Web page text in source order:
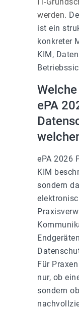
werden.
ist ein
konkreter
KIM,
ePA
ePA 2026
KIM
sondern
Für
nur, ob
sondern